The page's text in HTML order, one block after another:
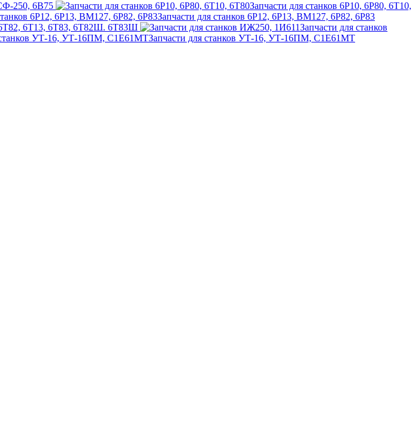
250, 6В75
Запчасти для станков 6Р10, 6Р80, 6Т10,
Запчасти для станков 6Р12, 6Р13, ВМ127, 6Р82, 6Р83
6Т82, 6Т13, 6Т83, 6Т82Ш. 6Т83Ш
Запчасти для станков
Запчасти для станков УТ-16, УТ-16ПМ, С1Е61МТ